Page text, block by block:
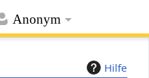
Anonym
Hilfe